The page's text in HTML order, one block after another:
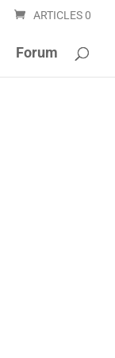
ARTICLES 0
Forum